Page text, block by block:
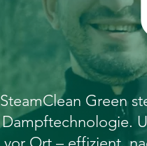
SteamClean Green
Dampftechnologie.